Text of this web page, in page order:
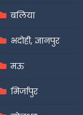
बलिया
भदोही, ज्ञानपुर
मऊ
मिर्जापुर